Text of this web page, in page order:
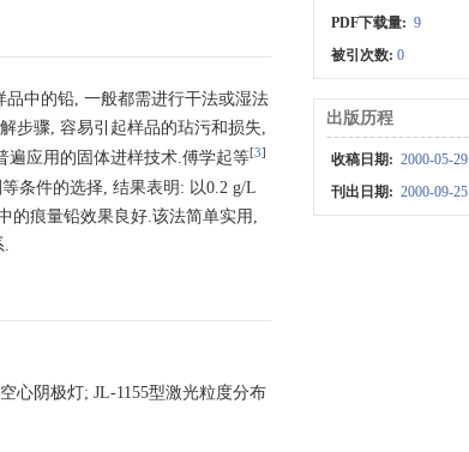
中的铅, 一般都需进行干法或湿法
步骤, 容易引起样品的玷污和损失,
遍应用的固体进样技术.傅学起等[3]
条件的选择, 结果表明: 以0.2 g/L
的痕量铅效果良好.该法简单实用,
.
心阴极灯; JL-1155型激光粒度分布
PDF下载量: 9
被引次数:0
出版历程
收稿日期: 2000-05-29
刊出日期: 2000-09-25